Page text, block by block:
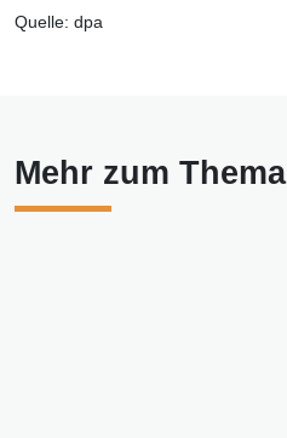
Quelle: dpa
Mehr zum Thema